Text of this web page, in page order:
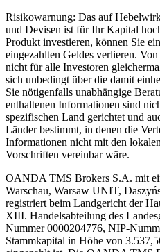
Risikowarnung: Das auf
und Devisen ist für Ihr Kapital
Produkt investieren, können Sie
eingezahlten Geldes verlieren.
nicht für alle Investoren
sich unbedingt über die damit
Sie nötigenfalls unabhängige
enthaltenen Informationen sind
spezifischen Land gerichtet und
Länder bestimmt, in denen die
Informationen nicht mit den
Vorschriften vereinbar wäre.
OANDA TMS Brokers S.A. mit
Warschau, Warsaw UNIT,
registriert beim Landgericht der
XIII. Handelsabteilung des
Nummer 0000204776, NIP-
Stammkapital in Höhe von